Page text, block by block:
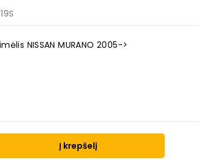
NISSAN MURANO 2005->
Į krepšelį